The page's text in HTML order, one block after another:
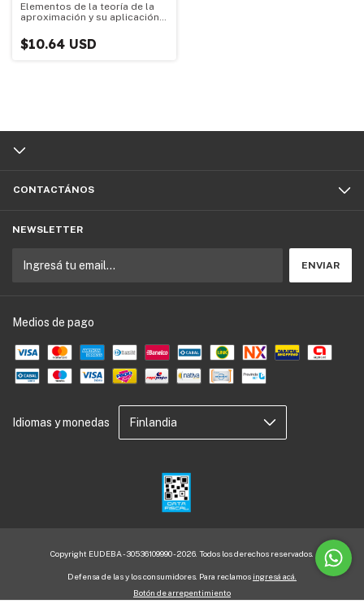
Elementos de la teoría de la
aproximación y su aplicación
$10.64 USD
CONTACTÁNOS
NEWSLETTER
Medios de pago
Idiomas y monedas
Copyright EUDEBA - 30536109990 - 2026. Todos los derechos reservados.
Defensa de las y los consumidores. Para reclamos ingresá acá.
Botón de arrepentimiento